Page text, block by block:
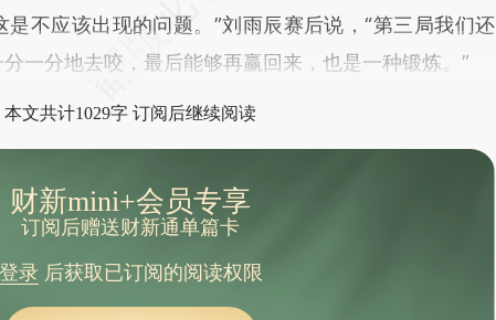
不应该出现的问题。”刘雨辰赛后说，“第三局我们还
一分地去咬，最后能够再赢回来，也是一种锻炼。”
本文共计1029字 订阅后继续阅读
财新mini+会员专享
订阅后赠送财新通单篇卡
登录后获取已订阅的阅读权限